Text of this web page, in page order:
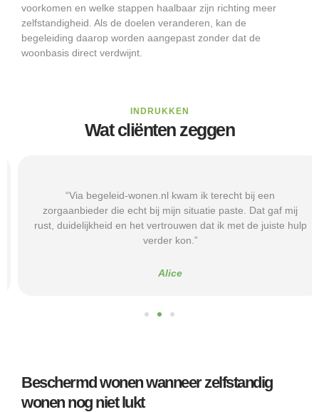
voorkomen en welke stappen haalbaar zijn richting meer
zelfstandigheid. Als de doelen veranderen, kan de
begeleiding daarop worden aangepast zonder dat de
woonbasis direct verdwijnt.
INDRUKKEN
Wat cliënten zeggen
“Via begeleid-wonen.nl kwam ik terecht bij een
zorgaanbieder die echt bij mijn situatie paste. Dat gaf mij
rust, duidelijkheid en het vertrouwen dat ik met de juiste hulp
verder kon.”
Alice
Beschermd wonen wanneer zelfstandig
wonen nog niet lukt